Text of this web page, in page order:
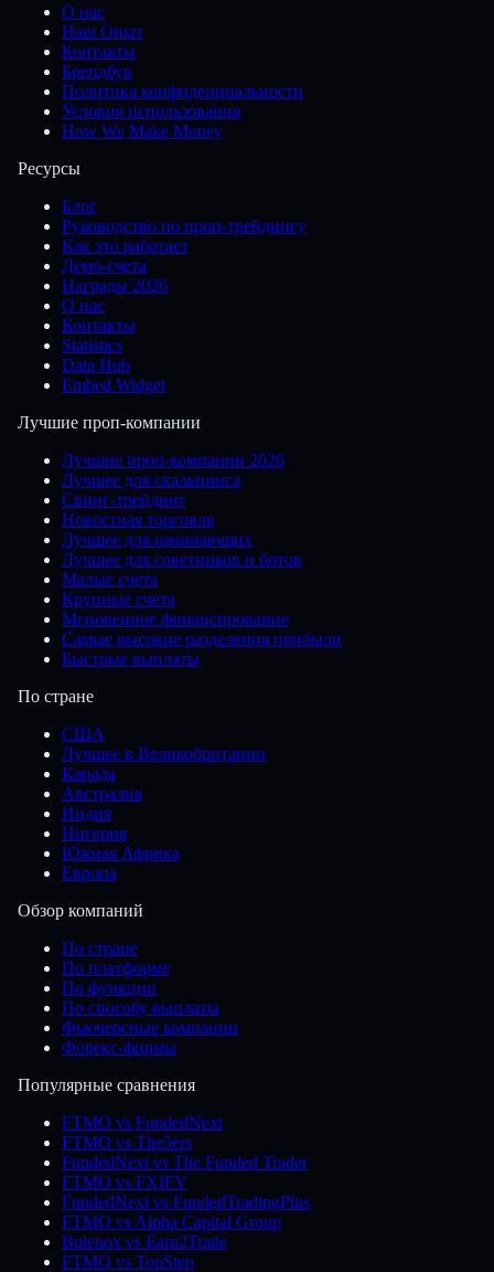
О нас
Наш Опыт
Контакты
Брендбук
Политика конфиденциальности
Условия использования
How We Make Money
Ресурсы
Блог
Руководство по проп-трейдингу
Как это работает
Демо-счета
Награды 2026
О нас
Контакты
Statistics
Data Hub
Embed Widget
Лучшие проп-компании
Лучшие проп-компании 2026
Лучшее для скальпинга
Свинг-трейдинг
Новостная торговля
Лучшее для начинающих
Лучшее для советников и ботов
Малые счета
Крупные счета
Мгновенное финансирование
Самые высокие разделения прибыли
Быстрые выплаты
По стране
США
Лучшее в Великобритании
Канада
Австралия
Индия
Нигерия
Южная Африка
Европа
Обзор компаний
По стране
По платформе
По функции
По способу выплаты
Фьючерсные компании
Форекс-фирмы
Популярные сравнения
FTMO vs FundedNext
FTMO vs The5ers
FundedNext vs The Funded Trader
FTMO vs FXIFY
FundedNext vs FundedTradingPlus
FTMO vs Alpha Capital Group
Bulenox vs Earn2Trade
FTMO vs TopStep